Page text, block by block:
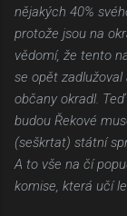
nějakých 40%
protože jsou na
vědomí, že tento
se opět
občany okradl.
budou Řekové
(seškrtat) státní
A to vše na čí
komise, která učí